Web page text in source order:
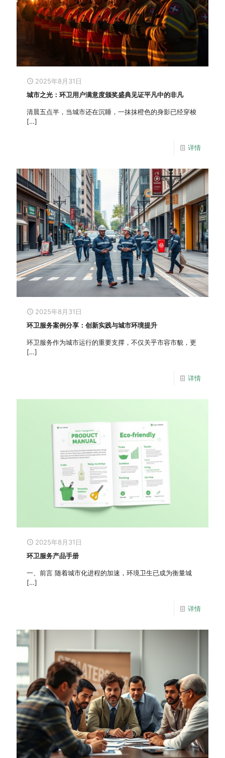
2025年8月31日
城市之光：环卫用户满意度颁奖盛典见证平凡中的非凡
清晨五点半，当城市还在沉睡，一抹抹橙色的身影已经穿梭
[…]
详情
2025年8月31日
环卫服务案例分享：创新实践与城市环境提升
环卫服务作为城市运行的重要支撑，不仅关乎市容市貌，更
[…]
详情
2025年8月31日
环卫服务产品手册
一、前言 随着城市化进程的加速，环境卫生已成为衡量城
[…]
详情